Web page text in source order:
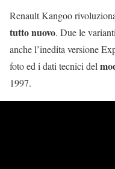
Renault Kangoo
tutto nuovo. Due le
anche l’inedita versione
foto ed i dati tecnici del
1997.